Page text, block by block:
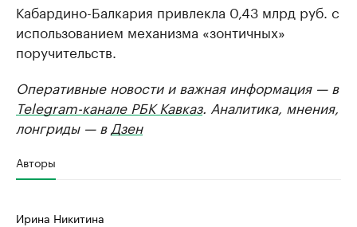
Кабардино-Балкария привлекла 0,43 млрд руб. с
использованием механизма «зонтичных»
поручительств.
Оперативные новости и важная информация — в
Telegram-канале РБК Кавказ. Аналитика, мнения,
лонгриды — в Дзен
Авторы
Ирина Никитина